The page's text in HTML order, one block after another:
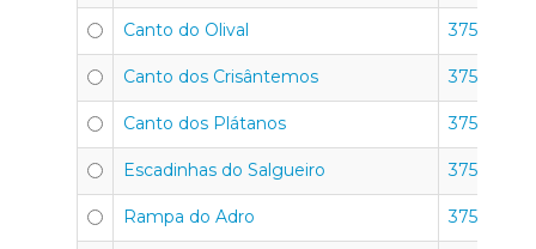
Canto do Olival 3750-351
Canto dos Crisântemos 3750-351
Canto dos Plátanos 3750-351
Escadinhas do Salgueiro 3750-351
Rampa do Adro 3750-351